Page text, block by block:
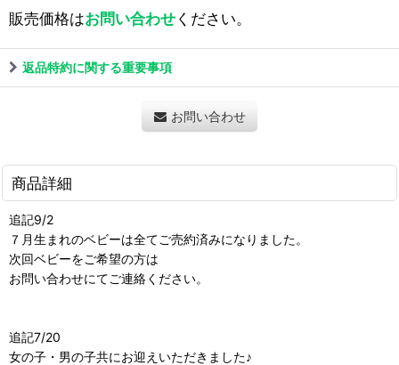
販売価格はお問い合わせください。
返品特約に関する重要事項
お問い合わせ
商品詳細
追記9/2
７月生まれのベビーは全てご売約済みになりました。
次回ベビーをご希望の方は
お問い合わせにてご連絡ください。
追記7/20
女の子・男の子共にお迎えいただきました♪